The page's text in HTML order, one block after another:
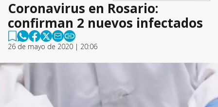
Coronavirus en Rosario:
confirman 2 nuevos infectados
26 de mayo de 2020 | 20:06